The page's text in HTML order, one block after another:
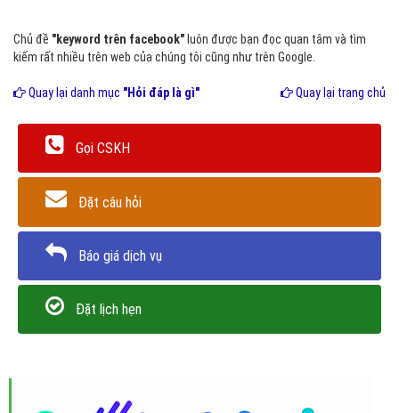
Chủ đề "keyword trên facebook" luôn được bạn đọc quan tâm và tìm
kiếm rất nhiều trên web của chúng tôi cũng như trên Google.
Quay lại danh mục "Hỏi đáp là gì" Quay lại trang chủ
Gọi CSKH
Đặt câu hỏi
Báo giá dịch vụ
Đặt lịch hẹn